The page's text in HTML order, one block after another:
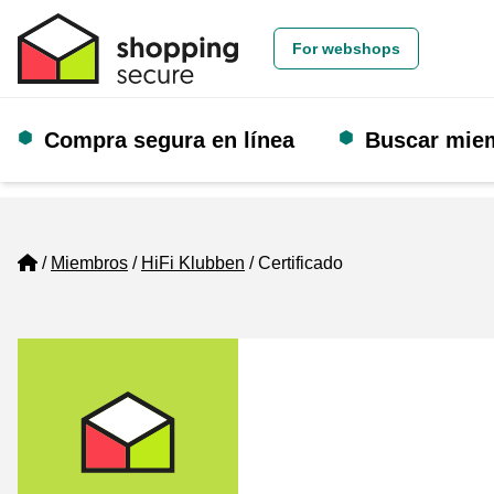
For webshops
Compra segura en línea Buscar
Home
Miembros HiFi Klubben Certificado